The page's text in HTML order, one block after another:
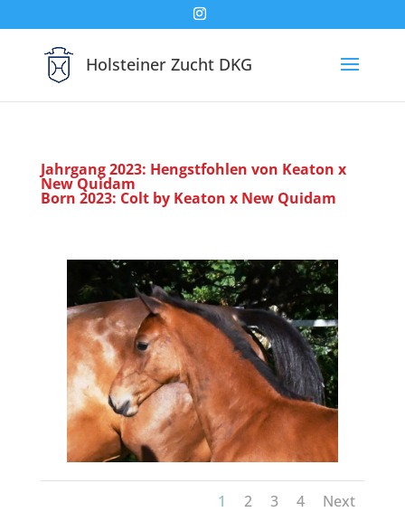
Holsteiner Zucht DKG
Jahrgang 2023: Hengstfohlen von Keaton x
New Quidam
Born 2023: Colt by Keaton x New Quidam
1 2 3 4 Next